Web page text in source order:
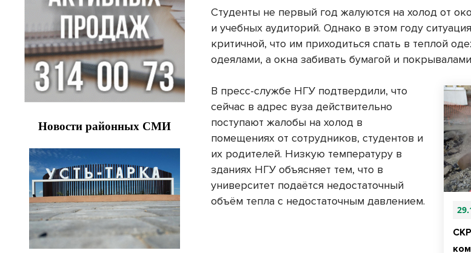
Студенты не первый год жалуются на холод от
и учебных аудиторий. Однако в этом году
критичной, что им приходиться спать в теплой
одеялами, а окна забивать бумагой и
В пресс-службе НГУ подтвердили, что
сейчас в адрес вуза действительно
поступают жалобы на холод в
помещениях от сотрудников, студентов и
их родителей. Низкую температуру в
зданиях НГУ объясняет тем, что в
университет подаётся недостаточный
объём тепла с недостаточным давлением.